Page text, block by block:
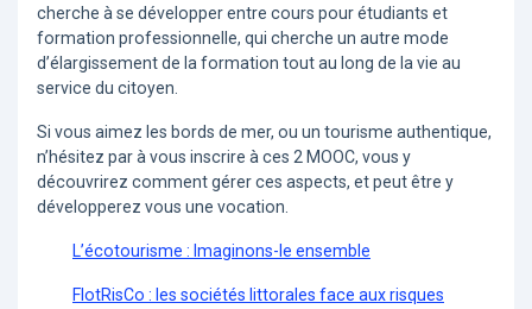
cherche à se développer entre cours pour étudiants et
formation professionnelle, qui cherche un autre mode
d’élargissement de la formation tout au long de la vie au
service du citoyen.
Si vous aimez les bords de mer, ou un tourisme authentique,
n’hésitez par à vous inscrire à ces 2 MOOC, vous y
découvrirez comment gérer ces aspects, et peut être y
développerez vous une vocation.
L’écotourisme : Imaginons-le ensemble
FlotRisCo : les sociétés littorales face aux risques